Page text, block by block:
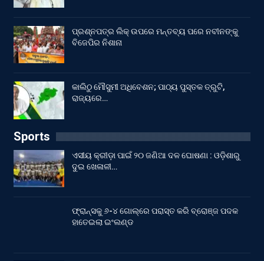
ପ୍ରଶ୍ନପତ୍ର ଲିକ୍ ଉପରେ ମନ୍ତବ୍ୟ ପରେ ନବୀନଙ୍କୁ
ବିଜେପିର ନିଶାନା
କାଲିଠୁ ମୌସୁମୀ ଅଧିବେଶନ; ପାଠ୍ୟ ପୁସ୍ତକ ତ୍ରୁଟି,
ରାଜ୍ୟରେ…
Sports
ଏସୀୟ କ୍ରୀଡ଼ା ପାଇଁ ୨୦ ଜଣିଆ ଦଳ ଘୋଷଣା : ଓଡ଼ିଶାରୁ
ଦୁଇ ଖେଳାଳୀ…
ଫ୍ରାନ୍ସକୁ ୬-୪ ଗୋଲ୍‌ରେ ପରାସ୍ତ କରି ବ୍ରୋଞ୍ଜ ପଦକ
ହାତେଇଲା ଇଂଲଣ୍ଡ